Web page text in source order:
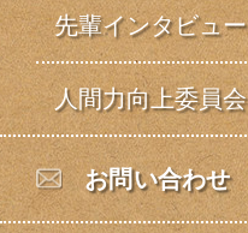
先輩インタビュー
人間力向上委員会
お問い合わせ